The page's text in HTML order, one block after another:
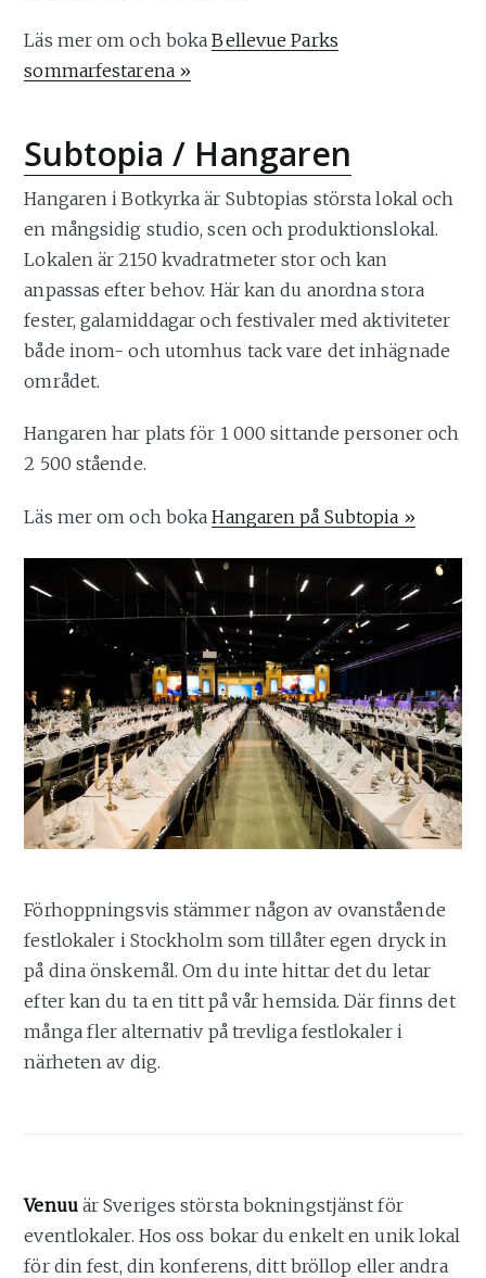
Läs mer om och bokaBellevue Parks
sommarfestarena »
Subtopia / Hangaren
Hangaren i Botkyrka är Subtopias största lokal och
en mångsidig studio, scen och produktionslokal.
Lokalen är 2150 kvadratmeter stor och kan
anpassas efter behov. Här kan du anordna stora
fester, galamiddagar och festivaler med aktiviteter
både inom- och utomhus tack vare det inhägnade
området.
Hangaren har plats för 1 000 sittande personer och
2 500 stående.
Läs mer om och bokaHangaren på Subtopia »
Förhoppningsvis stämmer någon av ovanstående
festlokaler i Stockholm som tillåter egen dryck in
på dina önskemål. Om du inte hittar det du letar
efter kan du ta en titt på vår hemsida. Där finns det
många fler alternativ på trevliga festlokaler i
närheten av dig.
Venuuär Sveriges största bokningstjänst för
eventlokaler. Hos oss bokar du enkelt en unik lokal
för din fest, din konferens, ditt bröllop eller andra